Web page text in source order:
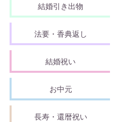
結婚引き出物
法要・香典返し
結婚祝い
お中元
長寿・還暦祝い